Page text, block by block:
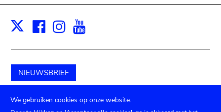
X Facebook
Instagram
NIEUWSBRIEF
Schenk aan het museum
We gebruiken cookies op onze website.